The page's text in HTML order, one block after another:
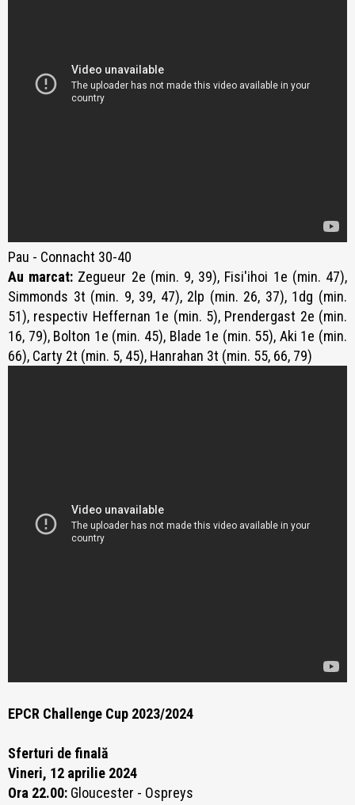
Pau - Connacht 30-40
Au marcat: Zegueur 2e (min. 9, 39), Fisi'ihoi 1e (min. 47),
Simmonds 3t (min. 9, 39, 47), 2lp (min. 26, 37), 1dg (min.
51), respectiv Heffernan 1e (min. 5), Prendergast 2e (min.
16, 79), Bolton 1e (min. 45), Blade 1e (min. 55), Aki 1e (min.
66), Carty 2t (min. 5, 45), Hanrahan 3t (min. 55, 66, 79)
EPCR Challenge Cup 2023/2024
Sferturi de finală
Vineri, 12 aprilie 2024
Ora 22.00: Gloucester - Ospreys